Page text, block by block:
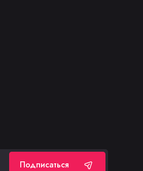
Подписаться